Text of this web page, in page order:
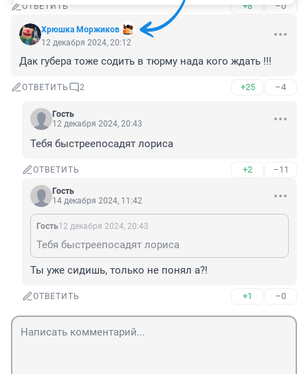
ОТВЕТИТЬ +8 –0
Хрюшка Моржиков
12 декабря 2024, 20:12
Дак губера тоже содить в тюрму нада кого ждать !!!
ОТВЕТИТЬ 2 +25 –4
Гость
12 декабря 2024, 20:43
Тебя быстреепосадят лориса
ОТВЕТИТЬ +2 –11
Гость
14 декабря 2024, 11:42
Гость12 декабря 2024, 20:43
Тебя быстреепосадят лориса
Ты уже сидишь, только не понял а?!
ОТВЕТИТЬ +1 –0